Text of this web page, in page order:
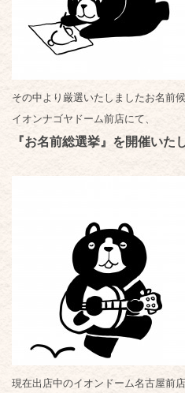
その中より厳選いたしましたお名前候
イオンナゴヤドーム前店にて、
『お名前総選挙』を開催いた
現在出店中のイオンドーム名古屋前